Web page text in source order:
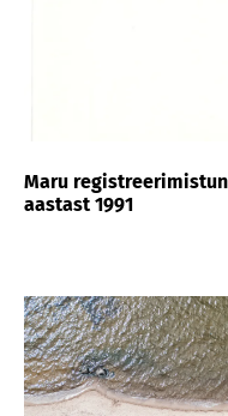
Maru
aastast 1991